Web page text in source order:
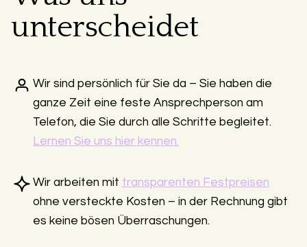
unterscheidet
Wir sind persönlich für Sie da – Sie haben die
ganze Zeit eine feste Ansprechperson am
Telefon, die Sie durch alle Schritte begleitet.
Lernen Sie uns hier kennen.
Wir arbeiten mit transparenten Festpreisen
ohne versteckte Kosten – in der Rechnung gibt
es keine bösen Überraschungen.